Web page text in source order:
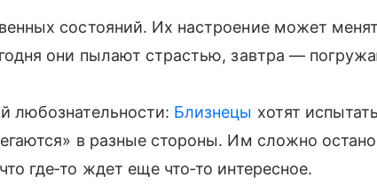
состояний. Их настроение может
они пылают страстью, завтра —
любознательности: Близнецы хотят
в разные стороны. Им сложно
где‑то ждет еще что‑то интересное.